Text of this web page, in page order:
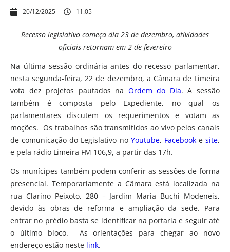
20/12/2025 11:05
Recesso legislativo começa dia 23 de dezembro, atividades
oficiais retornam em 2 de fevereiro
Na última sessão ordinária antes do recesso parlamentar,
nesta segunda-feira, 22 de dezembro, a Câmara de Limeira
vota dez projetos pautados na Ordem do Dia. A sessão
também é composta pelo Expediente, no qual os
parlamentares discutem os requerimentos e votam as
moções. Os trabalhos são transmitidos ao vivo pelos canais
de comunicação do Legislativo no Youtube, Facebooke site,
e pela rádio Limeira FM 106,9, a partir das 17h.
Os munícipes também podem conferir as sessões de forma
presencial. Temporariamente a Câmara está localizada na
rua Clarino Peixoto, 280 – Jardim Maria Buchi Modeneis,
devido às obras de reforma e ampliação da sede. Para
entrar no prédio basta se identificar na portaria e seguir até
o último bloco. As orientações para chegar ao novo
endereço estão neste link.